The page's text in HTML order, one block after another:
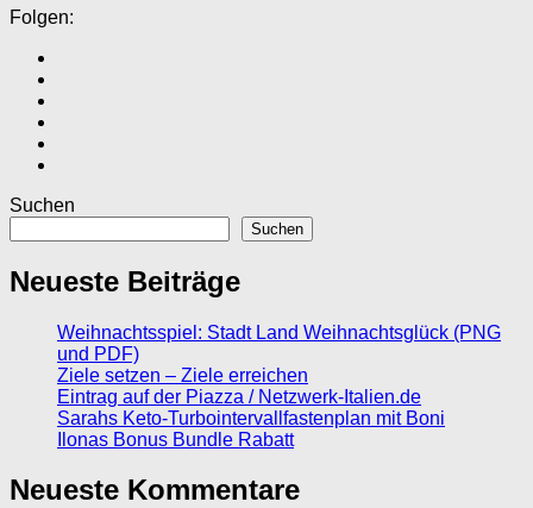
Folgen:
Suchen
Suchen
Neueste Beiträge
Weihnachtsspiel: Stadt Land Weihnachtsglück (PNG
und PDF)
Ziele setzen – Ziele erreichen
Eintrag auf der Piazza / Netzwerk-Italien.de
Sarahs Keto-Turbointervallfastenplan mit Boni
Ilonas Bonus Bundle Rabatt
Neueste Kommentare